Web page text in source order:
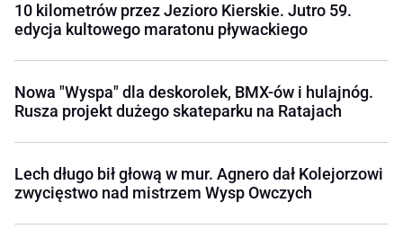
10 kilometrów przez Jezioro Kierskie. Jutro 59.
edycja kultowego maratonu pływackiego
Nowa "Wyspa" dla deskorolek, BMX-ów i hulajnóg.
Rusza projekt dużego skateparku na Ratajach
Lech długo bił głową w mur. Agnero dał Kolejorzowi
zwycięstwo nad mistrzem Wysp Owczych